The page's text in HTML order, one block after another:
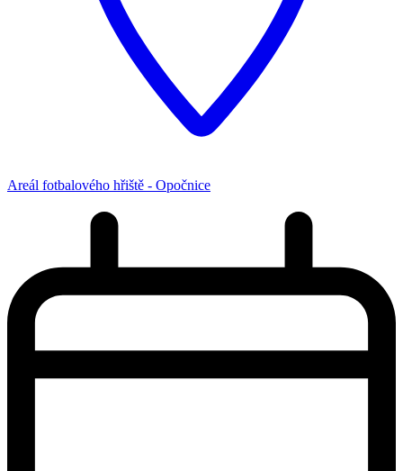
Areál fotbalového hřiště - Opočnice